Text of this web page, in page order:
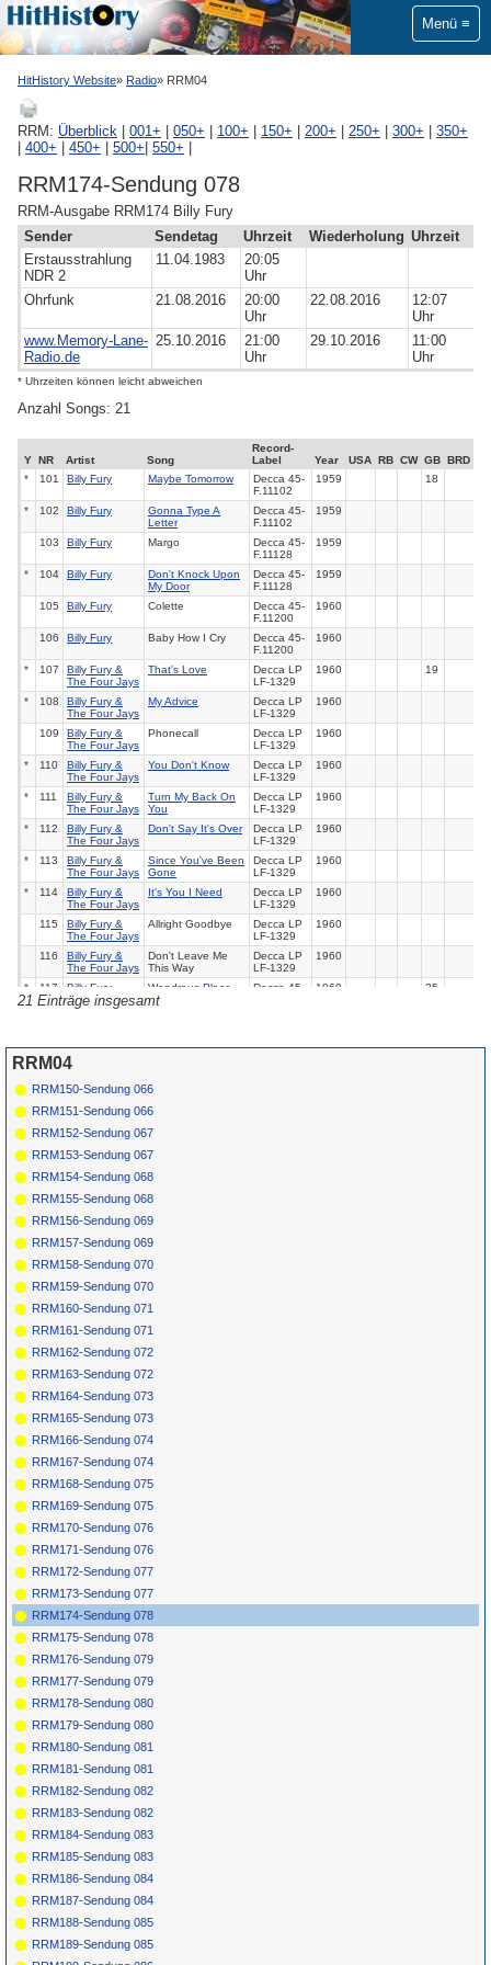
Menü
HitHistory Website Radio RRM04
RRM: Überblick 001+ 050+ 100+ 150+ 200+ 250+ 300+
350+
400+ 450+ 500+ 550+
RRM174-Sendung 078
RRM-Ausgabe RRM174 Billy Fury
Sender
Sendetag Uhrzeit Wiederholung Uhrzeit
Erstausstrahlung
NDR 2
11.04.1983
20:05
Uhr
Ohrfunk
21.08.2016
20:00
Uhr
22.08.2016
12:07
Uhr
www.Memory-Lane-
Radio.de
25.10.2016
21:00
Uhr
29.10.2016
11:00
Uhr
* Uhrzeiten können leicht abweichen
Anzahl Songs: 21
Y NR Artist Song
Record-
Label
Year USA RB CW GB BRD
*
101 Billy Fury Maybe Tomorrow Decca 45-
F.11102
1959 18
* 102 Billy Fury
Gonna Type A
Letter
Decca 45-
F.11102
1959
103 Billy Fury Margo
Decca 45-
F.11128
1959
* 104 Billy Fury
Don't Knock Upon
My Door
Decca 45-
F.11128
1959
105 Billy Fury Colette
Decca 45-
F.11200
1960
106 Billy Fury Baby How I Cry
Decca 45-
F.11200
1960
* 107
Billy Fury &
The Four Jays
That's Love Decca LP
LF-1329
1960 19
* 108
Billy Fury &
The Four Jays
My Advice Decca LP
LF-1329
1960
109
Billy Fury &
The Four Jays
Phonecall
Decca LP
LF-1329
1960
* 110
Billy Fury &
The Four Jays
You Don't Know Decca LP
LF-1329
1960
* 111
Billy Fury &
The Four Jays
Turn My Back On
You
Decca LP
LF-1329
1960
* 112
Billy Fury &
The Four Jays
Don't Say It's Over Decca LP
LF-1329
1960
* 113
Billy Fury &
The Four Jays
Since You've Been
Gone
Decca LP
LF-1329
1960
* 114
Billy Fury &
The Four Jays
It's You I Need Decca LP
LF-1329
1960
115
Billy Fury &
The Four Jays
Allright Goodbye
Decca LP
LF-1329
1960
116
Billy Fury &
The Four Jays
Don't Leave Me
This Way
Decca LP
LF-1329
1960
* 117 Billy Fury Wondrous Place Decca 45-
1960 25
119 Billy Fury
Nothin' Shakin'
Decca 45-
1964
120 Katie Webster
Whooee, Sweet
Daddy
121
Clarence
'Gatemouth'
Brown
Okie Dokie Stomp
21 Einträge insgesamt
RRM04
RRM150-Sendung 066
RRM151-Sendung 066
RRM152-Sendung 067
RRM153-Sendung 067
RRM154-Sendung 068
RRM155-Sendung 068
RRM156-Sendung 069
RRM157-Sendung 069
RRM158-Sendung 070
RRM159-Sendung 070
RRM160-Sendung 071
RRM161-Sendung 071
RRM162-Sendung 072
RRM163-Sendung 072
RRM164-Sendung 073
RRM165-Sendung 073
RRM166-Sendung 074
RRM167-Sendung 074
RRM168-Sendung 075
RRM169-Sendung 075
RRM170-Sendung 076
RRM171-Sendung 076
RRM172-Sendung 077
RRM173-Sendung 077
RRM174-Sendung 078
RRM175-Sendung 078
RRM176-Sendung 079
RRM177-Sendung 079
RRM178-Sendung 080
RRM179-Sendung 080
RRM180-Sendung 081
RRM181-Sendung 081
RRM182-Sendung 082
RRM183-Sendung 082
RRM184-Sendung 083
RRM185-Sendung 083
RRM186-Sendung 084
RRM187-Sendung 084
RRM188-Sendung 085
RRM189-Sendung 085